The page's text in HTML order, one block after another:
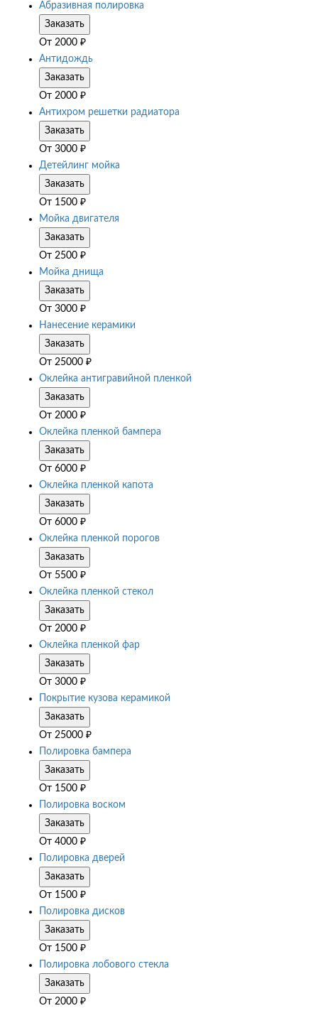
Абразивная полировка
Заказать
От 2000 ₽
Антидождь
Заказать
От 2000 ₽
Антихром решетки радиатора
Заказать
От 3000 ₽
Детейлинг мойка
Заказать
От 1500 ₽
Мойка двигателя
Заказать
От 2500 ₽
Мойка днища
Заказать
От 3000 ₽
Нанесение керамики
Заказать
От 25000 ₽
Оклейка антигравийной пленкой
Заказать
От 2000 ₽
Оклейка пленкой бампера
Заказать
От 6000 ₽
Оклейка пленкой капота
Заказать
От 6000 ₽
Оклейка пленкой порогов
Заказать
От 5500 ₽
Оклейка пленкой стекол
Заказать
От 2000 ₽
Оклейка пленкой фар
Заказать
От 3000 ₽
Покрытие кузова керамикой
Заказать
От 25000 ₽
Полировка бампера
Заказать
От 1500 ₽
Полировка воском
Заказать
От 4000 ₽
Полировка дверей
Заказать
От 1500 ₽
Полировка дисков
Заказать
От 1500 ₽
Полировка лобового стекла
Заказать
От 2000 ₽